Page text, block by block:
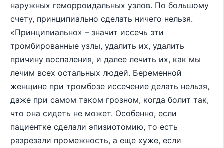
наружных геморроидальных узлов. По большому
счету, принципиально сделать ничего нельзя.
«Принципиально» – значит иссечь эти
тромбированные узлы, удалить их, удалить
причину воспаления, и далее лечить их, как мы
лечим всех остальных людей. Беременной
женщине при тромбозе иссечение делать нельзя,
даже при самом таком грозном, когда болит так,
что она сидеть не может. Особенно, если
пациентке сделали эпизиотомию, то есть
разрезали промежность, а еще хуже, если